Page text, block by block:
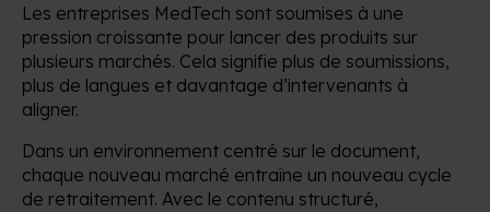
Les entreprises MedTech sont soumises à une
pression croissante pour lancer des produits sur
plusieurs marchés. Cela signifie plus de soumissions,
plus de langues et davantage d’intervenants à
aligner.
Dans un environnement centré sur le document,
chaque nouveau marché entraîne un nouveau cycle
de retraitement. Avec le contenu structuré,